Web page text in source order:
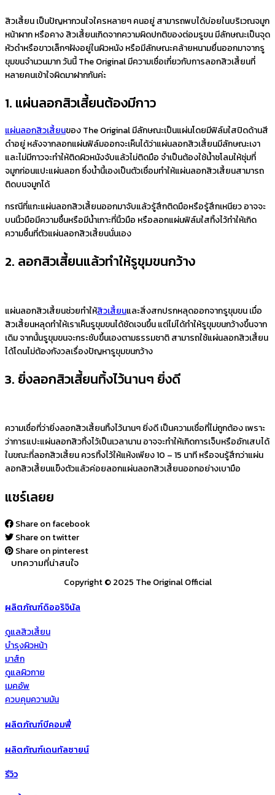
สิวเสี้ยน เป็นปัญหากวนใจใครหลายๆ คนอยู่ สามารถพบได้บ่อยในบริเวณจมูก
หน้าผาก หรือคาง สิวเสี้ยนเกิดจากความผิดปกติของต่อมรูขน มีลักษณะเป็นจุด
หัวดำหรือขาวเล็กๆฝังอยู่ในผิวหนัง หรือมีลักษณะคล้ายหนามยื่นออกมาจากรู
ขุมขนจำนวนมาก วันนี้ The Original มีความเชื่อเกี่ยวกับการลอกสิวเสี้ยนที่
หลายคนเข้าใจผิดมาฝากกันค่ะ
1. แผ่นลอกสิวเสี้ยนต้องมีกาว
แผ่นลอกสิวเสี้ยนของ The Original มีลักษณะเป็นแผ่นโดยมีฟิล์มใสปิดด้านสี
ดำอยู่ หลังจากลอกแผ่นฟิล์มออกจะเห็นได้ว่าแผ่นลอกสิวเสี้ยนมีลักษณะเงา
และไม่มีกาวจะทำให้ติดผิวหนังจับแล้วไม่ติดมือ จำเป็นต้องใช้น้ำชโลมให้ชุ่มที่
จมูกก่อนแปะแผ่นลอก ซึ่งน้ำนี้เองเป็นตัวเชื่อมทำให้แผ่นลอกสิวเสี้ยนสามารถ
ติดบนจมูกได้
กรณีที่แกะแผ่นลอกสิวเสี้ยนออกมาจับแล้วรู้สึกติดมือหรือรู้สึกเหนียว อาจจะ
บนนิ้วมือมีความชื้นหรือมีน้ำเกาะที่นิ้วมือ หรือลอกแผ่นฟิล์มใสทิ้งไว้ทำให้เกิด
ความชื้นที่ตัวแผ่นลอกสิวเสี้ยนนั่นเอง
2. ลอกสิวเสี้ยนแล้วทำให้รูขุมขนกว้าง
แผ่นลอกสิวเสี้ยนช่วยทำให้สิวเสี้ยนและสิ่งสกปรกหลุดออกจากรูขุมขน เมื่อ
สิวเสี้ยนหลุดทำให้เราเห็นรูขุมขนได้ชัดเจนขึ้น แต่ไม่ได้ทำให้รูขุมขนกว้างขึ้นจาก
เดิม จากนั้นรูขุมขนจะกระชับขึ้นเองตามธรรมชาติ สามารถใช้แผ่นลอกสิวเสี้ยน
ได้โดนไม่ต้องกังวลเรื่องปัญหารูขุมขนกว้าง
3. ยิ่งลอกสิวเสี้ยนทิ้งไว้นานๆ ยิ่งดี
ความเชื่อที่ว่ายิ่งลอกสิวเสี้ยนทิ้งไว้นานๆ ยิ่งดี เป็นความเชื่อที่ไม่ถูกต้อง เพราะ
ว่าการแปะแผ่นลอกสิวทิ้งไว้เป็นเวลานาน อาจจะทำให้เกิดการเจ็บหรืออักเสบได้
ในขณะที่ลอกสิวเสี้ยน ควรทิ้งไว้ให้แห้งเพียง 10 – 15 นาที หรือจนรู้สึกว่าแผ่น
ลอกสิวเสี้ยนแข็งตัวแล้วค่อยลอกแผ่นลอกสิวเสี้ยนออกอย่างเบามือ
แชร์เลยย
Share on facebook
Share on twitter
Share on pinterest
บทความที่น่าสนใจ​
Copyright © 2025 The Original Official
ผลิตภัณฑ์ดิออริจินัล
ดูแลสิวเสี้ยน
บำรุงผิวหน้า
มาส์ก
ดูแลผิวกาย
เมคอัพ
ควบคุมความมัน
ผลิตภัณฑ์บีคอมฟี่
ผลิตภัณฑ์เดนทัลซายน์
รีวิว